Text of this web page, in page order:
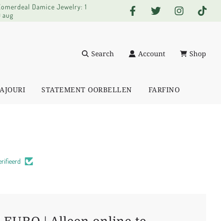
Damice Jewelry: 1
Search Account Shop
STATEMENT OORBELLEN FARFINO